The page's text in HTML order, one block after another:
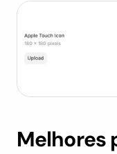
Melhores